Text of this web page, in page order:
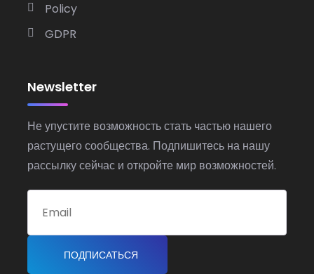
Policy
GDPR
Newsletter
Не упустите возможность стать частью нашего
растущего сообщества. Подпишитесь на нашу
рассылку сейчас и откройте мир возможностей.
ПОДПИСАТЬСЯ